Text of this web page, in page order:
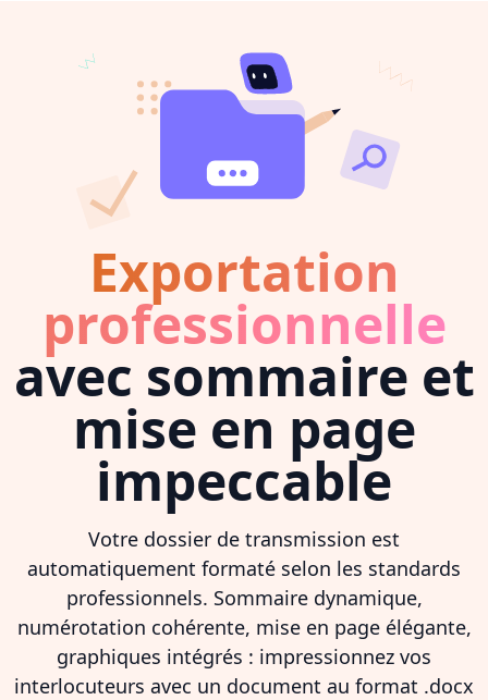
Exportation
professionnelle
avec sommaire et
mise en page
impeccable
Votre dossier de transmission est
automatiquement formaté selon les standards
professionnels. Sommaire dynamique,
numérotation cohérente, mise en page élégante,
graphiques intégrés : impressionnez vos
interlocuteurs avec un document au format .docx